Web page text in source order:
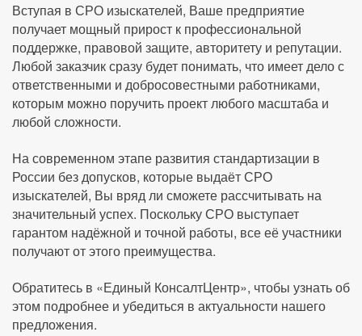
Вступая в СРО изыскателей, Ваше предприятие
получает мощный прирост к профессиональной
поддержке, правовой защите, авторитету и репутации.
Любой заказчик сразу будет понимать, что имеет дело с
ответственными и добросовестными работниками,
которым можно поручить проект любого масштаба и
любой сложности.
На современном этапе развития стандартизации в
России без допусков, которые выдаёт СРО
изыскателей, Вы вряд ли сможете рассчитывать на
значительный успех. Поскольку СРО выступает
гарантом надёжной и точной работы, все её участники
получают от этого преимущества.
Обратитесь в «Единый КонсалтЦентр», чтобы узнать об
этом подробнее и убедиться в актуальности нашего
предложения.